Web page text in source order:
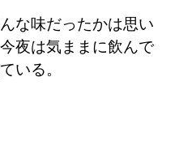
な味だったかは思い
夜は気ままに飲んで
いる。